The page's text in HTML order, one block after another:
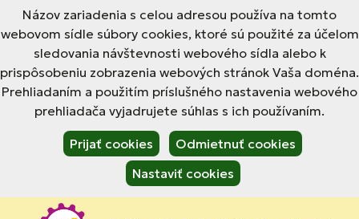
Názov zariadenia s celou adresou používa na tomto
webovom sídle súbory cookies, ktoré sú použité za účelom
sledovania návštevnosti webového sídla alebo k
prispôsobeniu zobrazenia webových stránok Vaša doména.
Prehliadaním a použitím príslušného nastavenia webového
prehliadača vyjadrujete súhlas s ich používaním.
Prijať cookies
Odmietnuť cookies
Nastaviť cookies